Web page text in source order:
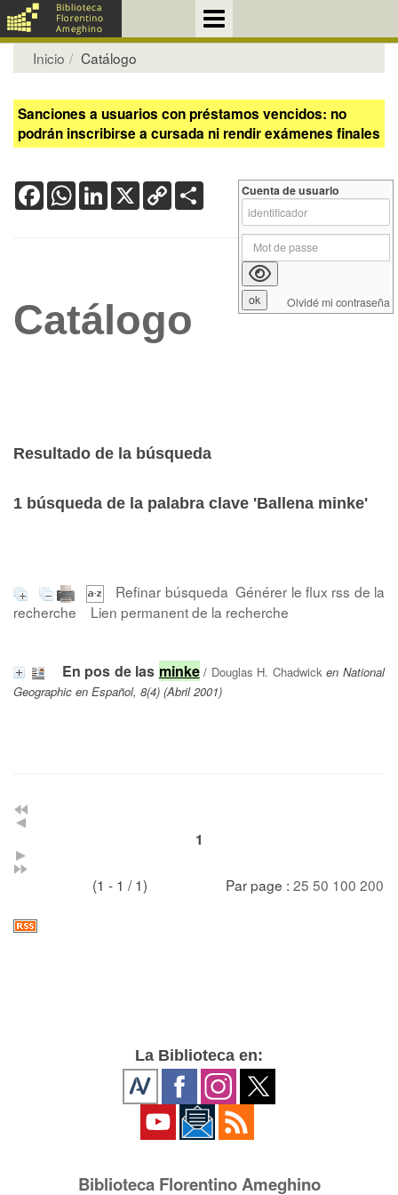
Inicio Catálogo
Sanciones a usuarios con préstamos vencidos: no
podrán inscribirse a cursada ni rendir exámenes finales
FacebookWhatsApp
LinkedIn
X Copy
Link
Catálogo
Resultado de la búsqueda
1 búsqueda de la palabra clave 'Ballena minke'
Refinar búsqueda Générer le flux rss de la
recherche
Lien permanent de la recherche
En pos de las minke/ Douglas H. Chadwick en National
Geographic en Español, 8(4) (Abril 2001)
1
(1 - 1 / 1) Par page : 25 50 100 200
Cuenta de usuario
Olvidé mi contraseña
La Biblioteca en:
Biblioteca Florentino Ameghino